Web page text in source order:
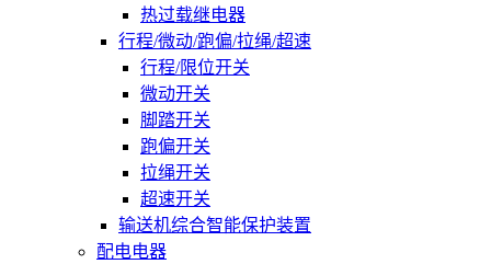
热过载继电器
行程/微动/跑偏/拉绳/超速
行程/限位开关
微动开关
脚踏开关
跑偏开关
拉绳开关
超速开关
输送机综合智能保护装置
配电电器